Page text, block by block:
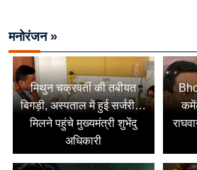
मनोरंजन »
मिथुन चक्रवर्ती की तबीयत
बिगड़ी, अस्पताल में हुई सर्जरी…
मिलने पहुंचे मुख्यमंत्री शुभेंदु
अधिकारी